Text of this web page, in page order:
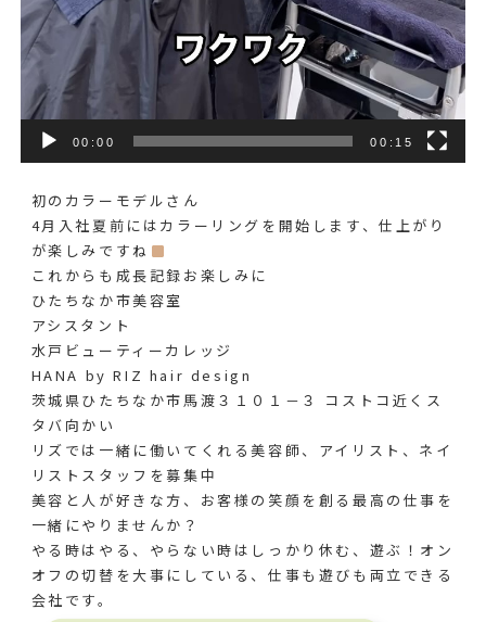
00:00 00:15
初のカラーモデルさん️
4月入社夏前にはカラーリングを開始します、仕上がり
が楽しみですね
これからも成長記録お楽しみに️
ひたちなか市美容室
アシスタント
水戸ビューティーカレッジ
HANA by RIZ hair design
茨城県ひたちなか市馬渡３１０１－３ コストコ近くス
タバ向かい
リズでは一緒に働いてくれる美容師、アイリスト、ネイ
リストスタッフを募集中
美容と人が好きな方、お客様の笑顔を創る最高の仕事を
一緒にやりませんか？
やる時はやる、やらない時はしっかり休む、遊ぶ！オン
オフの切替を大事にしている、仕事も遊びも両立できる
会社です。